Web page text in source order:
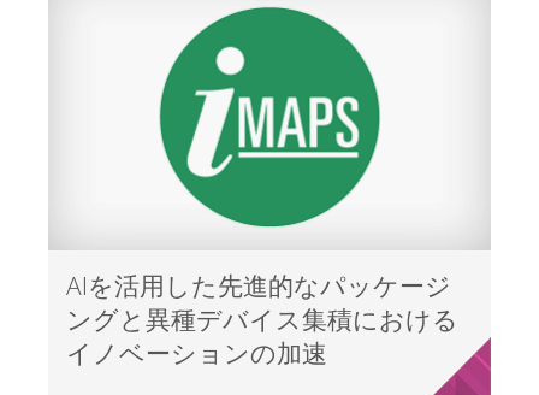
AIを活用した先進的なパッケージ
ングと異種デバイス集積における
イノベーションの加速